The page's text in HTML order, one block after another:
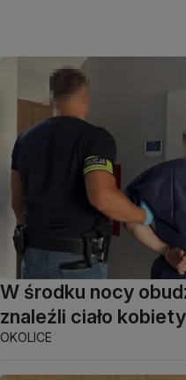
W środku nocy
znaleźli ciało kobiety
OKOLICE